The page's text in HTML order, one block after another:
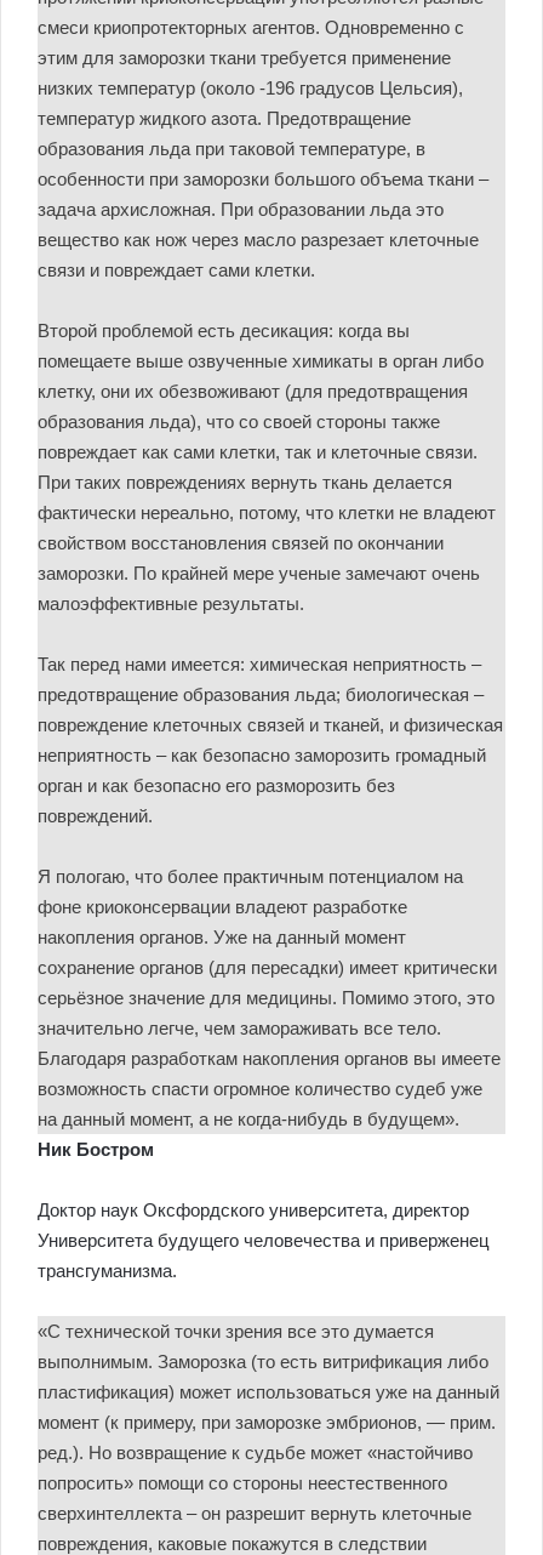
смеси криопротекторных агентов. Одновременно с
этим для заморозки ткани требуется применение
низких температур (около -196 градусов Цельсия),
температур жидкого азота. Предотвращение
образования льда при таковой температуре, в
особенности при заморозки большого объема ткани –
задача архисложная. При образовании льда это
вещество как нож через масло разрезает клеточные
связи и повреждает сами клетки.
Второй проблемой есть десикация: когда вы
помещаете выше озвученные химикаты в орган либо
клетку, они их обезвоживают (для предотвращения
образования льда), что со своей стороны также
повреждает как сами клетки, так и клеточные связи.
При таких повреждениях вернуть ткань делается
фактически нереально, потому, что клетки не владеют
свойством восстановления связей по окончании
заморозки. По крайней мере ученые замечают очень
малоэффективные результаты.
Так перед нами имеется: химическая неприятность –
предотвращение образования льда; биологическая –
повреждение клеточных связей и тканей, и физическая
неприятность – как безопасно заморозить громадный
орган и как безопасно его разморозить без
повреждений.
Я пологаю, что более практичным потенциалом на
фоне криоконсервации владеют разработке
накопления органов. Уже на данный момент
сохранение органов (для пересадки) имеет критически
серьёзное значение для медицины. Помимо этого, это
значительно легче, чем замораживать все тело.
Благодаря разработкам накопления органов вы имеете
возможность спасти огромное количество судеб уже
на данный момент, а не когда-нибудь в будущем».
Ник Бостром
Доктор наук Оксфордского университета, директор
Университета будущего человечества и приверженец
трансгуманизма.
«С технической точки зрения все это думается
выполнимым. Заморозка (то есть витрификация либо
пластификация) может использоваться уже на данный
момент (к примеру, при заморозке эмбрионов, — прим.
ред.). Но возвращение к судьбе может «настойчиво
попросить» помощи со стороны неестественного
сверхинтеллекта – он разрешит вернуть клеточные
повреждения, каковые покажутся в следствии